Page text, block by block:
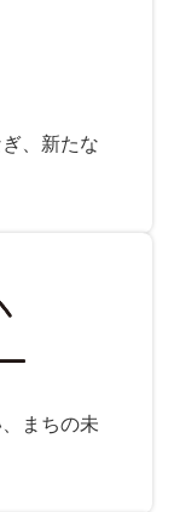
、新たな
まちの未